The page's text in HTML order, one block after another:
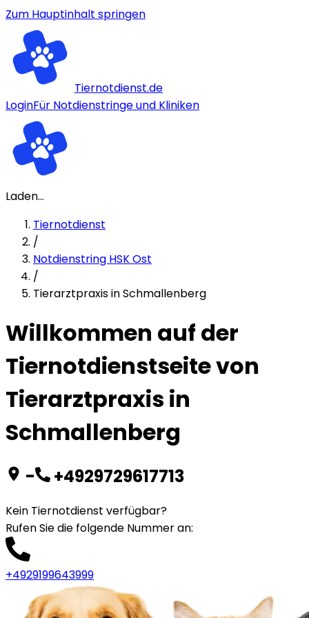
Zum Hauptinhalt springen
Tiernotdienst.de
LoginFür Notdienstringe und Kliniken
Laden...
Tiernotdienst
/
Notdienstring HSK Ost
/
Tierarztpraxis in Schmallenberg
Willkommen auf der
Tiernotdienstseite von
Tierarztpraxis in
Schmallenberg
- +4929729617713
Kein Tiernotdienst verfügbar?
Rufen Sie die folgende Nummer an:
+4929199643999